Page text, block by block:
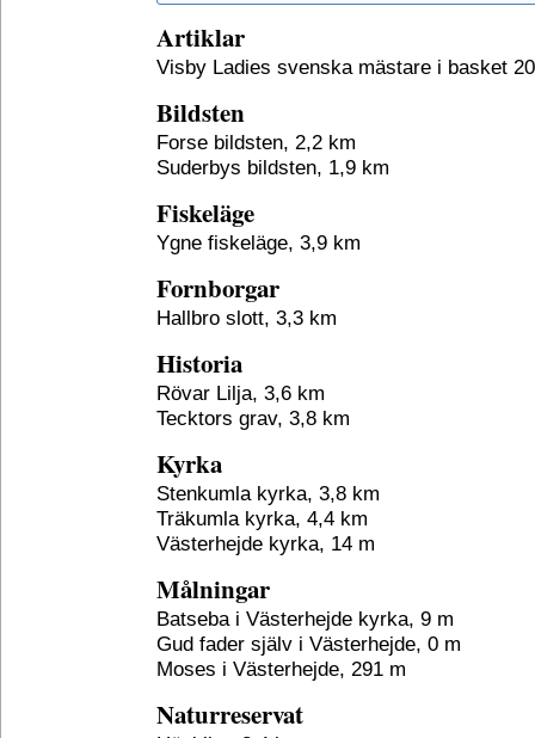
Artiklar
Visby Ladies svenska mästare i basket
Bildsten
Forse bildsten, 2,2 km
Suderbys bildsten, 1,9 km
Fiskeläge
Ygne fiskeläge, 3,9 km
Fornborgar
Hallbro slott, 3,3 km
Historia
Rövar Lilja, 3,6 km
Tecktors grav, 3,8 km
Kyrka
Stenkumla kyrka, 3,8 km
Träkumla kyrka, 4,4 km
Västerhejde kyrka, 14 m
Målningar
Batseba i Västerhejde kyrka, 9 m
Gud fader själv i Västerhejde, 0 m
Moses i Västerhejde, 291 m
Naturreservat